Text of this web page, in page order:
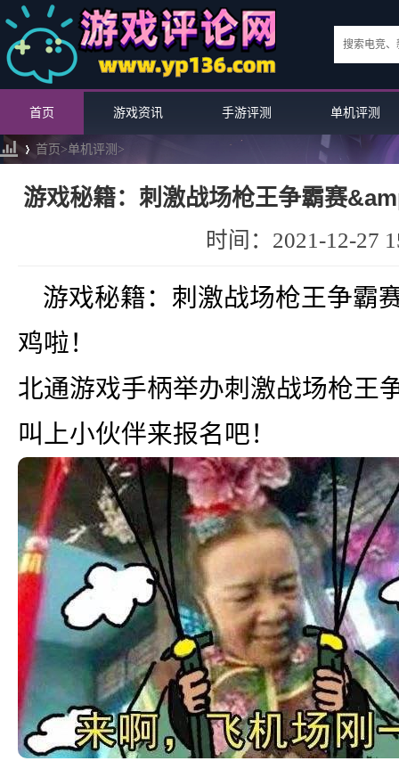
首页 游戏资讯 手游评测 单机评测
首页>单机评测 >
游戏秘籍：刺激战场枪王争霸赛
吃鸡
时间：2021-12-27
游戏秘籍：刺激战场枪王争霸
鸡啦！
北通游戏手柄举办刺激战场枪王
叫上小伙伴来报名吧！
英雄联盟手